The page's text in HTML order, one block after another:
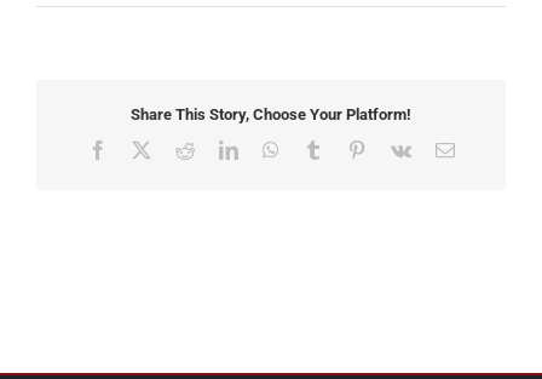
Share This Story, Choose Your Platform!
Facebook RedditLinkedInWhatsApp
Tumblr Pinterest
Vk Email